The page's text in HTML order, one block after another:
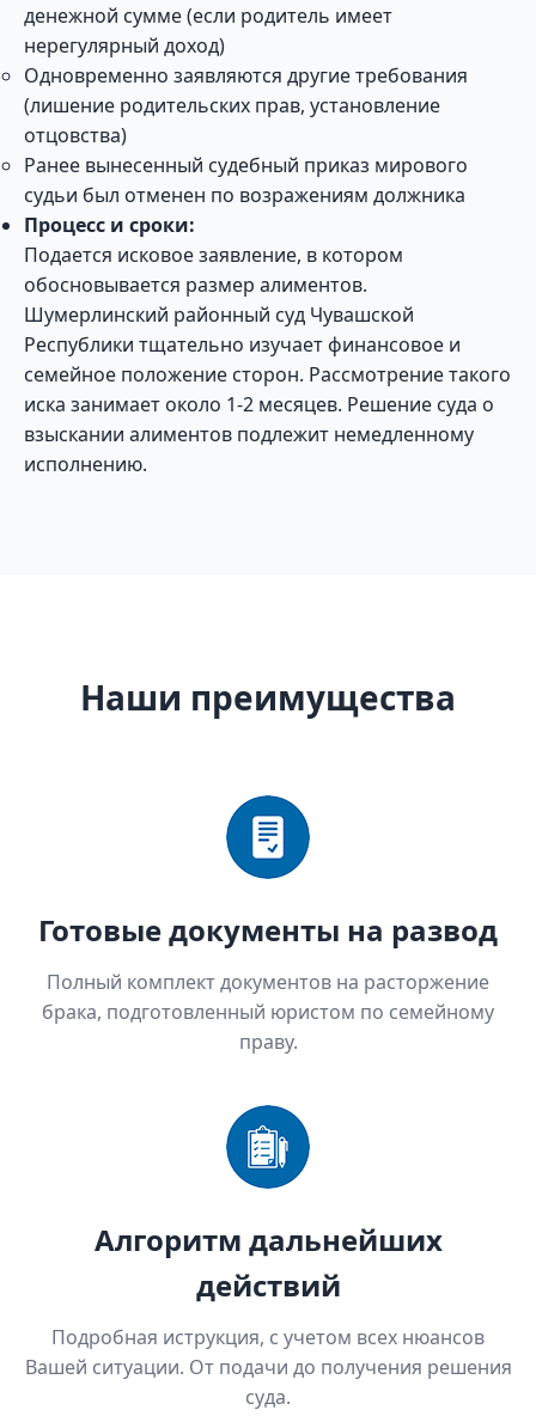
денежной сумме (если родитель имеет
нерегулярный доход)
Одновременно заявляются другие требования
(лишение родительских прав, установление
отцовства)
Ранее вынесенный судебный приказ мирового
судьи был отменен по возражениям должника
Процесс и сроки:
Подается исковое заявление, в котором
обосновывается размер алиментов.
Шумерлинский районный суд Чувашской
Республики тщательно изучает финансовое и
семейное положение сторон. Рассмотрение такого
иска занимает около 1-2 месяцев. Решение суда о
взыскании алиментов подлежит немедленному
исполнению.
Наши преимущества
Готовые документы на развод
Полный комплект документов на расторжение
брака, подготовленный юристом по семейному
праву.
Алгоритм дальнейших
действий
Подробная иструкция, с учетом всех нюансов
Вашей ситуации. От подачи до получения решения
суда.